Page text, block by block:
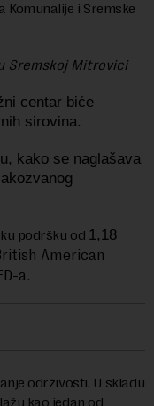
i Sremske
Sremskoj Mitrovici
centar biće
sirovina.
kako se naglašava
podršku od 1,18
American
a.
održivosti. U skladu
kao jedan od